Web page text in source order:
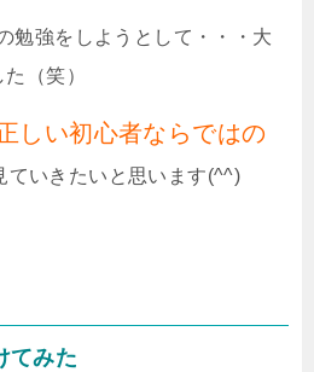
勉強をしようとして・・・大
（笑）
しい初心者ならではの
ていきたいと思います(^^)
てみた